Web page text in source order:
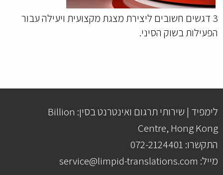
3 דגשים חשובים ליצירת מצגת מקצועית ויעילה עבור
הפעילות בשוק הסיני.
לימפיד | שירותי תרגום ואינטרנט בסין: Billion
Centre, Hong Kong
התקשרו: 072-2124401
מייל: service@limpid-translations.com